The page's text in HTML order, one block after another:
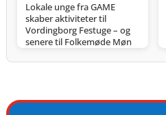
Lokale unge fra GAME
skaber aktiviteter til
Vordingborg Festuge – og
senere til Folkemøde Møn